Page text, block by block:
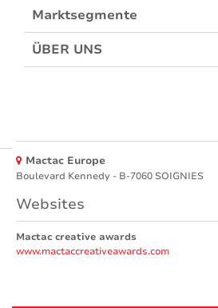
Marktsegmente
ÜBER UNS
Mactac Europe
Boulevard Kennedy - B-7060 SOIGNIES
Websites
Mactac creative awards
www.mactaccreativeawards.com